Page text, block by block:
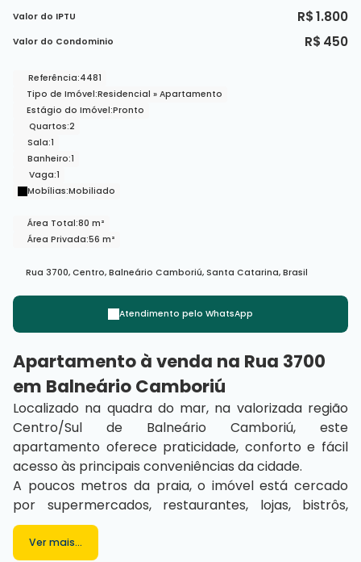
Valor do IPTU R$1.800
Valor do Condominio R$ 450
Referência:4481
Tipo de Imóvel:Residencial » Apartamento
Estágio do Imóvel:Pronto
Quartos:2
Sala:1
Banheiro:1
Vaga:1
Mobílias:Mobiliado
Área Total:80 m²
Área Privada:56 m²
Rua 3700,Centro,Balneário Camboriú,Santa Catarina,Brasil
Atendimento pelo WhatsApp
Apartamento à venda na Rua 3700
em Balneário Camboriú
Localizado na quadra do mar, na valorizada região
Centro/Sul de Balneário Camboriú, este
apartamento oferece praticidade, conforto e fácil
acesso às principais conveniências da cidade.
A poucos metros da praia, o imóvel está cercado
por supermercados, restaurantes, lojas, bistrôs,
farmácias e panificadoras, proporcionando uma
rotina prática e agradável, com tudo acessível a
Ver mais...